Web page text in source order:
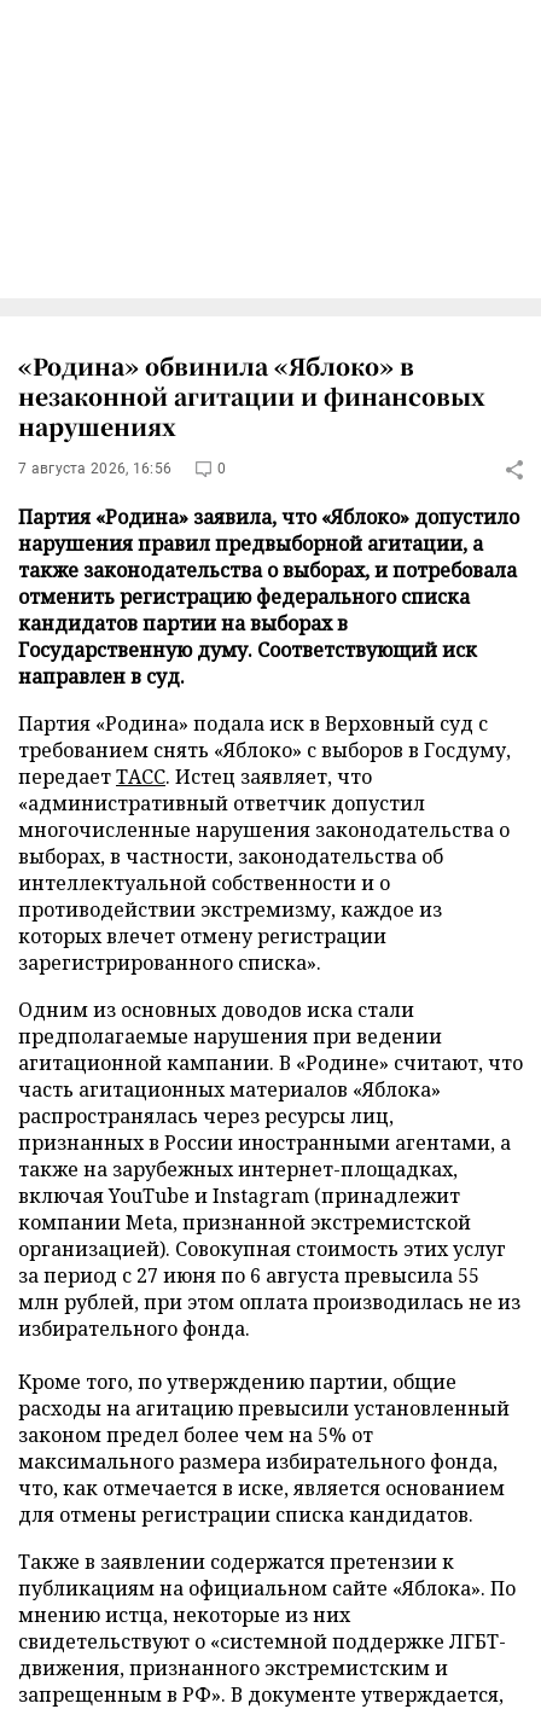
«Родина» обвинила «Яблоко» в
незаконной агитации и финансовых
нарушениях
7 августа 2026, 16:56 0
Партия «Родина» заявила, что «Яблоко» допустило
нарушения правил предвыборной агитации, а
также законодательства о выборах, и потребовала
отменить регистрацию федерального списка
кандидатов партии на выборах в
Государственную думу. Соответствующий иск
направлен в суд.
Партия «Родина» подала иск в Верховный суд с
требованием снять «Яблоко» с выборов в Госдуму,
передаетТАСС. Истец заявляет, что
«административный ответчик допустил
многочисленные нарушения законодательства о
выборах, в частности, законодательства об
интеллектуальной собственности и о
противодействии экстремизму, каждое из
которых влечет отмену регистрации
зарегистрированного списка».
Одним из основных доводов иска стали
предполагаемые нарушения при ведении
агитационной кампании. В «Родине» считают, что
часть агитационных материалов «Яблока»
распространялась через ресурсы лиц,
признанных в России иностранными агентами, а
также на зарубежных интернет-площадках,
включая YouTube и Instagram (принадлежит
компании Meta, признанной экстремистской
организацией). Совокупная стоимость этих услуг
за период с 27 июня по 6 августа превысила 55
млн рублей, при этом оплата производилась не из
избирательного фонда.
Кроме того, по утверждению партии, общие
расходы на агитацию превысили установленный
законом предел более чем на 5% от
максимального размера избирательного фонда,
что, как отмечается в иске, является основанием
для отмены регистрации списка кандидатов.
Также в заявлении содержатся претензии к
публикациям на официальном сайте «Яблока». По
мнению истца, некоторые из них
свидетельствуют о «системной поддержке ЛГБТ-
движения, признанного экстремистским и
запрещенным в РФ». В документе утверждается,